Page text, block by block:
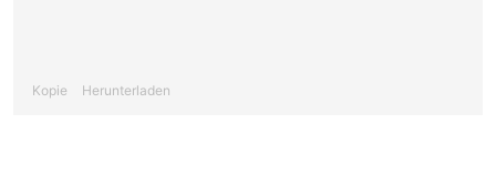
Kopie Herunterladen